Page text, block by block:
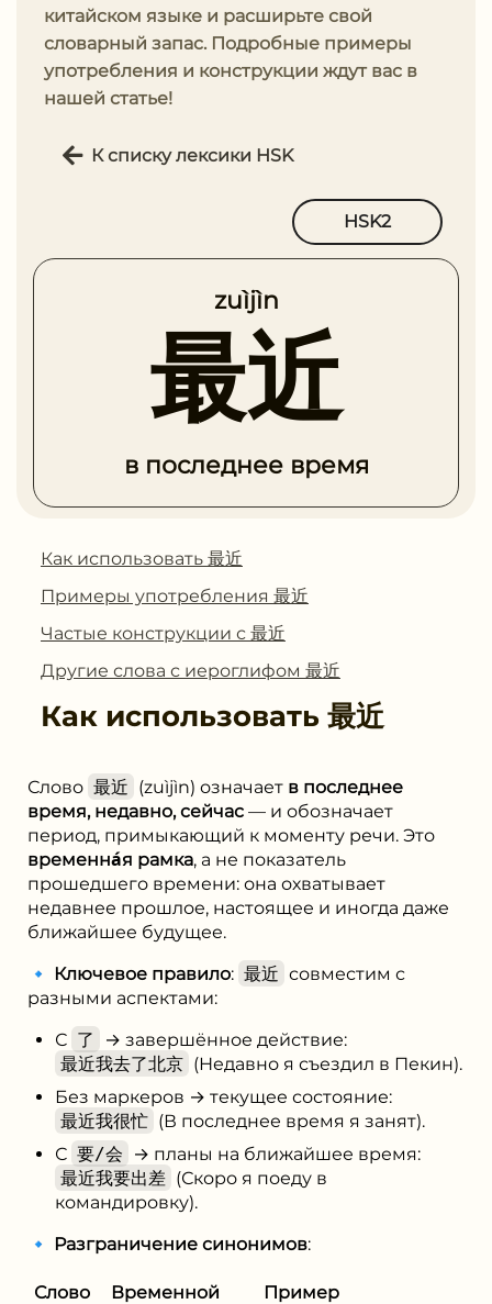
китайском языке и расширьте свой
словарный запас. Подробные примеры
употребления и конструкции ждут вас в
нашей статье!
К списку лексики HSK
HSK2
zuìjìn
最近
в последнее время
Как использовать 最近
Примеры употребления 最近
Частые конструкции с 最近
Другие слова с иероглифом 最近
Как использовать 最近
Слово 最近 (zuìjìn) означает в последнее
время, недавно, сейчас — и обозначает
период, примыкающий к моменту речи. Это
временна́я рамка, а не показатель
прошедшего времени: она охватывает
недавнее прошлое, настоящее и иногда даже
ближайшее будущее.
🔹 Ключевое правило: 最近 совместим с
разными аспектами:
С 了
→ завершённое действие:
最近我去了北京 (Недавно я съездил в Пекин).
Без маркеров → текущее состояние:
最近我很忙 (В последнее время я занят).
С 要/会
→ планы на ближайшее время:
最近我要出差 (Скоро я поеду в
командировку).
🔹 Разграничение синонимов:
Слово
Временной
Пример